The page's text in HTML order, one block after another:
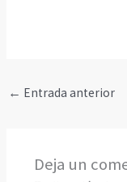
← Entrada anterior
Deja un